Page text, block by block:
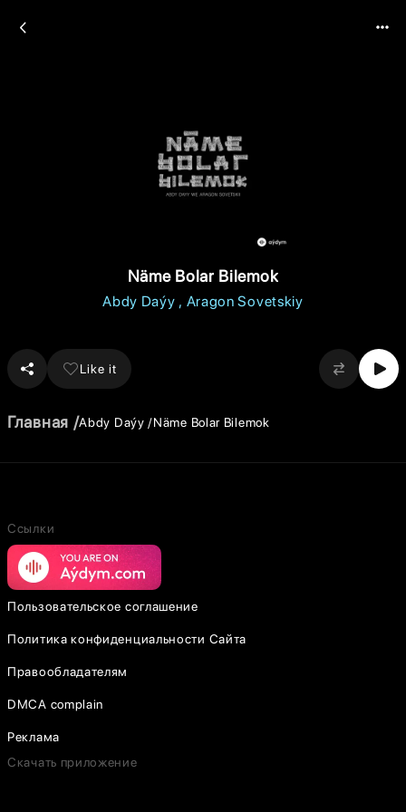
Näme Bolar Bilemok
Abdy Daýy Aragon Sovetskiy
Like it
Главная Abdy Daýy Näme Bolar Bilemok
Ссылки
Пользовательское соглашение
Политика конфиденциальности Сайта
Правообладателям
DMCA complain
Реклама
Скачать приложение